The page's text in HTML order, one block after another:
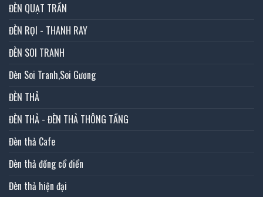
ĐÈN QUẠT TRẦN
ĐÈN RỌI - THANH RAY
ĐÈN SOI TRANH
Đèn Soi Tranh,Soi Gương
ĐÈN THẢ
ĐÈN THẢ - ĐÈN THẢ THÔNG TẦNG
Đèn thả Cafe
Đèn thả đồng cổ điển
Đèn thả hiện đại